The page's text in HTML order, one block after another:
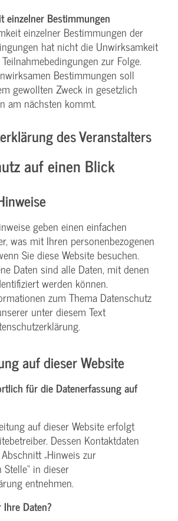
einzelner Bestimmungen
einzelner Bestimmungen der
hat nicht die Unwirksamkeit
zur Folge.
Bestimmungen soll
gewollten Zweck in gesetzlich
am nächsten kommt.
des Veranstalters
auf einen Blick
geben einen einfachen
was mit Ihren personenbezogenen
Sie diese Website besuchen.
Daten sind alle Daten, mit denen
werden können.
zum Thema Datenschutz
unter diesem Text
auf dieser Website
für die Datenerfassung auf
auf dieser Website erfolgt
Dessen Kontaktdaten
„Hinweis zur
in dieser
entnehmen.
Daten?